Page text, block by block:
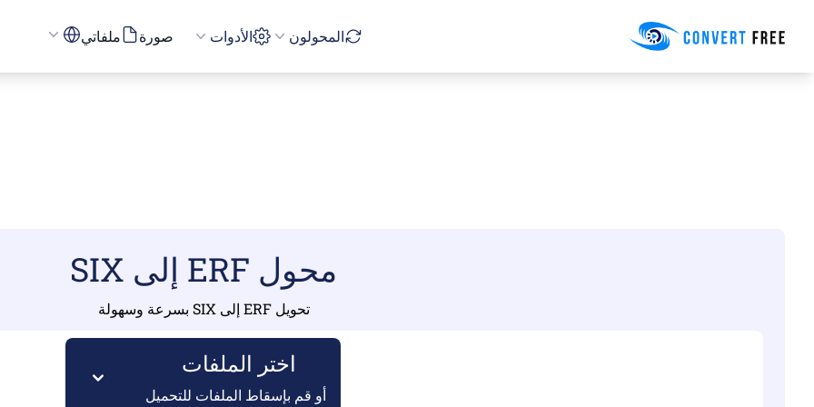
Convert Free المحولون الأدوات صورة ملفاتي
محول ERF إلى SIX
تحويل ERF إلى SIX بسرعة وسهولة
اختر الملفات
أو قم بإسقاط الملفات للتحميل